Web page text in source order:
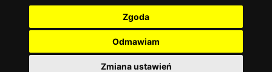
Zgoda
Odmawiam
Zmiana ustawień
Język francuski Łódź 3512
Gdańsk 2075